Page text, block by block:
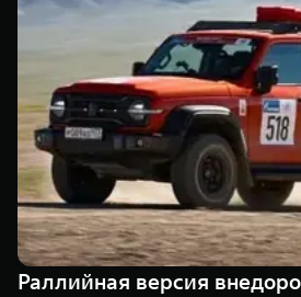
TANK 500
Веди за собой
от 6 499 000 ₽
TANK Финансы
Корпоративным клиентам
TANK ФИНАНСЫ
TANK Кредит
TANK Лизинг
TANK Страхование
Сервис
Специальные предложения
Моторные масла
ЦИФРОВЫЕ СЕРВИСЫ TANK
Цифровые сервисы TANK
Подписки
Раллийная версия